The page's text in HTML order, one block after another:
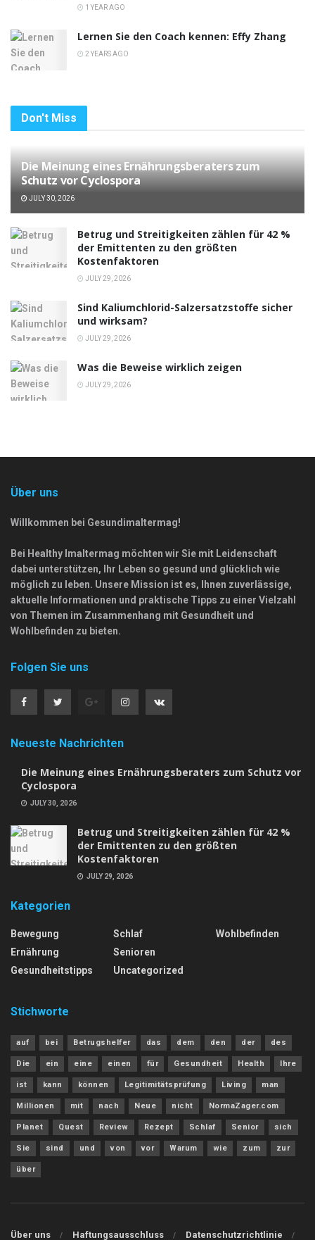
1 YEAR AGO
Lernen Sie den Coach kennen: Effy Zhang
2 YEARS AGO
Don't Miss
Die Meinung eines Ernährungsberaters zum
Schutz vor Cyclospora
JULY 30, 2026
Betrug und Streitigkeiten zählen für 42 %
der Emittenten zu den größten
Kostenfaktoren
JULY 29, 2026
Sind Kaliumchlorid-Salzersatzstoffe sicher
und wirksam?
JULY 29, 2026
Was die Beweise wirklich zeigen
JULY 29, 2026
Über uns
Willkommen bei Gesundimaltermag!
Bei Healthy Imaltermag möchten wir Sie mit Leidenschaft
dabei unterstützen, Ihr Leben so gesund und glücklich wie
möglich zu leben. Unsere Mission ist es, Ihnen zuverlässige,
aktuelle Informationen und praktische Tipps zu einer Vielzahl
von Themen im Zusammenhang mit Gesundheit und
Wohlbefinden zu bieten.
Folgen Sie uns
Neueste Nachrichten
Die Meinung eines Ernährungsberaters zum Schutz vor
Cyclospora
JULY 30, 2026
Betrug und Streitigkeiten zählen für 42 %
der Emittenten zu den größten
Kostenfaktoren
JULY 29, 2026
Kategorien
Bewegung
Ernährung
Gesundheitstipps
Schlaf
Senioren
Uncategorized
Wohlbefinden
Stichworte
auf bei Betrugshelfer das dem den der des
Die ein eine einen für Gesundheit Health Ihre
ist kann können Legitimitätsprüfung Living man
Millionen mit nach Neue nicht NormaZager.com
Planet Quest Review Rezept Schlaf Senior sich
Sie sind und von vor Warum wie zum zur
über
Über uns Haftungsausschluss Datenschutzrichtlinie